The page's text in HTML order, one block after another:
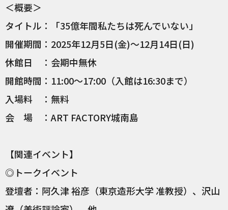
＜概要＞
タイトル：「35億年間私たちは死んでいない」
開催期間：2025年12月5日(金)～12月14日(日)
休館日 ：会期中無休
開館時間：11:00～17:00（入館は16:30まで）
入場料 ：無料
会 場 ：ART FACTORY城南島
【関連イベント】
◎トークイベント
登壇者：阿久津 裕彦（東京造形大学 准教授）、沢山